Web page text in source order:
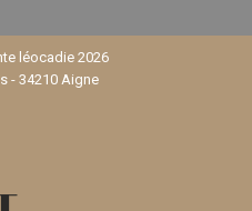
léocadie 2026
- 34210 Aigne